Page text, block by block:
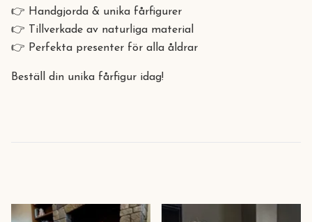
👉 Handgjorda & unika fårfigurer
👉 Tillverkade av naturliga material
👉 Perfekta presenter för alla åldrar
Beställ din unika fårfigur idag!